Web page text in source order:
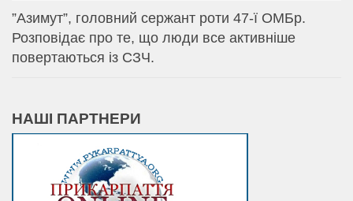
⁨”Азимут”, головний сержант роти 47-ї ОМБр.
Розповідає про те, що люди все активніше
повертаються із СЗЧ.
НАШІ ПАРТНЕРИ